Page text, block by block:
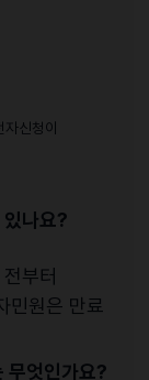
신청이
있나요?
부터
민원은 만료
무엇인가요?